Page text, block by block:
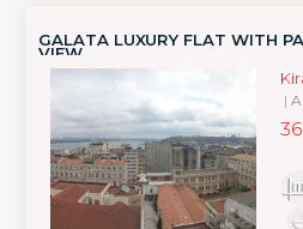
GALATA LUXURY FLAT WITH
VIEW